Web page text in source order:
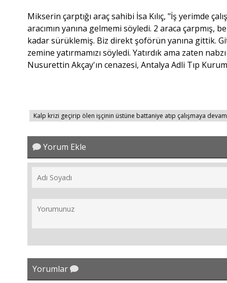
Mikserin çarptığı araç sahibi İsa Kılıç, "İş yerimde
aracımın yanına gelmemi söyledi. 2 araca çarpmış,
kadar sürüklemiş. Biz direkt şoförün yanına gittik.
zemine yatırmamızı söyledi. Yatırdık ama zaten
Nusurettin Akçay'ın cenazesi, Antalya Adli Tıp
Kalp krizi geçirip ölen işçinin üstüne battaniye atıp çalışmaya
Yorum Ekle
Yorumlar